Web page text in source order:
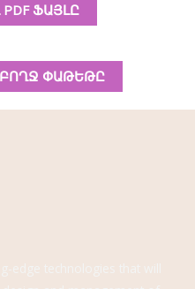
ՖԱՅԼԸ
ՓԱԹԵԹԸ